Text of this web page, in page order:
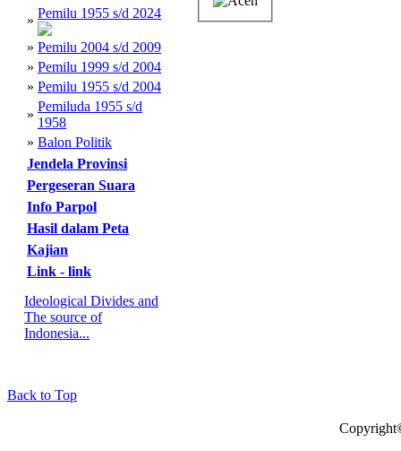
» Pemilu 1955 s/d 2024
» Pemilu 2004 s/d 2009
» Pemilu 1999 s/d 2004
» Pemilu 1955 s/d 2004
»
Pemiluda 1955 s/d
1958
» Balon Politik
Jendela Provinsi
Pergeseran Suara
Info Parpol
Hasil dalam Peta
Kajian
Link - link
Ideological Divides and
The source of
Indonesia...
Back to Top